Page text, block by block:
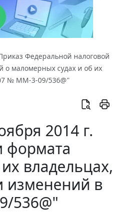
Федеральной налоговой
маломерных судах и об их
№ ММ-3-09/536@"
2014 г.
владельцах,
изменений в
536@"